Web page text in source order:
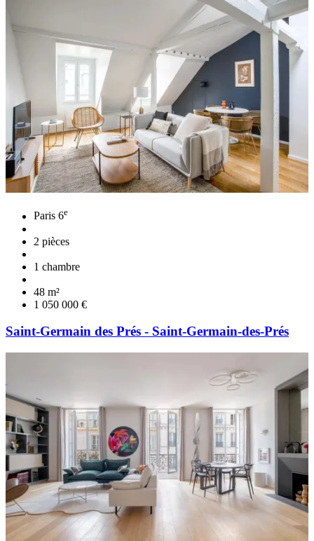
Paris 6e
2 pièces
1 chambre
48 m²
1 050 000 €
Saint-Germain des Prés - Saint-Germain-des-Prés